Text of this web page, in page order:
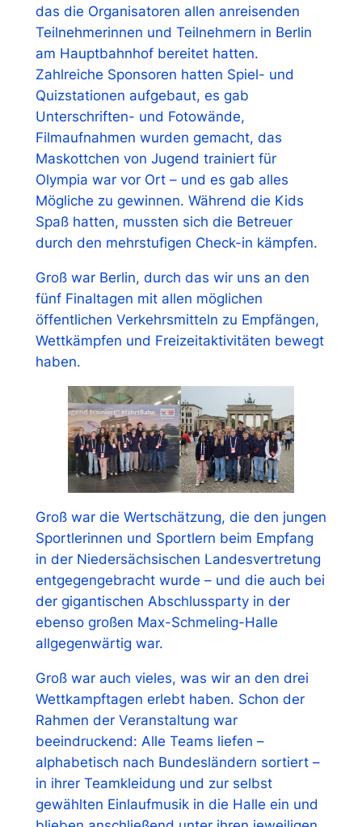
das die Organisatoren allen anreisenden
Teilnehmerinnen und Teilnehmern in Berlin
am Hauptbahnhof bereitet hatten.
Zahlreiche Sponsoren hatten Spiel- und
Quizstationen aufgebaut, es gab
Unterschriften- und Fotowände,
Filmaufnahmen wurden gemacht, das
Maskottchen von Jugend trainiert für
Olympia war vor Ort – und es gab alles
Mögliche zu gewinnen. Während die Kids
Spaß hatten, mussten sich die Betreuer
durch den mehrstufigen Check-in kämpfen.
Groß war Berlin, durch das wir uns an den
fünf Finaltagen mit allen möglichen
öffentlichen Verkehrsmitteln zu Empfängen,
Wettkämpfen und Freizeitaktivitäten bewegt
haben.
Groß war die Wertschätzung, die den jungen
Sportlerinnen und Sportlern beim Empfang
in der Niedersächsischen Landesvertretung
entgegengebracht wurde – und die auch bei
der gigantischen Abschlussparty in der
ebenso großen Max-Schmeling-Halle
allgegenwärtig war.
Groß war auch vieles, was wir an den drei
Wettkampftagen erlebt haben. Schon der
Rahmen der Veranstaltung war
beeindruckend: Alle Teams liefen –
alphabetisch nach Bundesländern sortiert –
in ihrer Teamkleidung und zur selbst
gewählten Einlaufmusik in die Halle ein und